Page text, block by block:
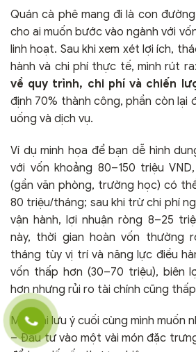
Quán cà phê mang đi là con
cho ai muốn bước vào ngành với
linh hoạt. Sau khi xem xét lợi ích,
hành và chi phí thực tế, mình rút ra:
về quy trình, chi phí và chiến
định 70% thành công, phần còn lại
uống và dịch vụ.
Ví dụ minh họa để bạn dễ hình
với vốn khoảng 80–150 triệu
(gần văn phòng, trường học) có
80 triệu/tháng; sau khi trừ chi phí
vận hành, lợi nhuận ròng 8–25
này, thời gian hoàn vốn thường
tháng tùy vị trí và năng lực điều
vốn thấp hơn (30–70 triệu), biên
hơn nhưng rủi ro tài chính cũng
Một vài lưu ý cuối cùng mình muốn
– Đầu tư vào một vài món đặc